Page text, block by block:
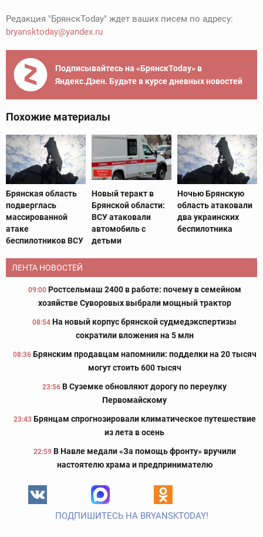
Редакция "БрянскToday" ждет ваших писем по адресу:
bryansktoday@yandex.ru
Подписывайтесь на «БрянскToday» в
Яндекс.Дзен. Будьте в курсе дневных новостей
Похожие материалы
Брянская область
подверглась
массированной
атаке
беспилотников ВСУ
Новый теракт в
Брянской области:
ВСУ атаковали
автомобиль с
детьми
Ночью Брянскую
область атаковали
два украинских
беспилотника
ЛЕНТА НОВОСТЕЙ
09:00 Ростсельмаш 2400 в работе: почему в семейном
хозяйстве Суворовых выбрали мощный трактор
08:54 На новый корпус брянской судмедэкспертизы
сократили вложения на 5 млн
08:36 Брянским продавцам напомнили: подделки на 20 тысяч
могут стоить 600 тысяч
23:56 В Суземке обновляют дорогу по переулку
Первомайскому
23:43 Брянцам спрогнозировали климатическое путешествие
из лета в осень
22:59 В Навле медали «За помощь фронту» вручили
настоятелю храма и предпринимателю
ПОДПИШИТЕСЬ НА BRYANSKTODAY!